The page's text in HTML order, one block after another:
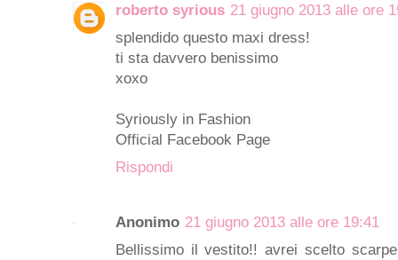
roberto syrious 21 giugno 2013 alle ore
splendido questo maxi dress!
ti sta davvero benissimo
xoxo
Syriously in Fashion
Official Facebook Page
Rispondi
Anonimo 21 giugno 2013 alle ore 19:41
Bellissimo il vestito!! avrei scelto